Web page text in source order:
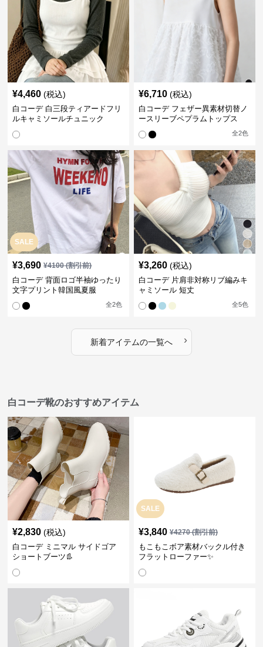
¥4,460 (税込)
白コーデ 白三段ティアードフリ
ルキャミソールチュニック
¥6,710 (税込)
白コーデ フェザー異素材切替ノ
ースリーブペプラムトップス
全2色
SALE
¥3,690 ¥4100(割引前)
白コーデ 背面ロゴ半袖ゆったり
文字プリント韓国風夏服
全2色
¥3,260 (税込)
白コーデ 片肩非対称リブ編みキ
ャミソール 短丈
全5色
新着アイテムの一覧へ ›
白コーデ靴のおすすめアイテム
¥2,830 (税込)
白コーデ ミニマル サイドゴア
ショートブーツ👢
SALE
¥3,840 ¥4270(割引前)
もこもこボア素材バックル付き
フラットローファー✨